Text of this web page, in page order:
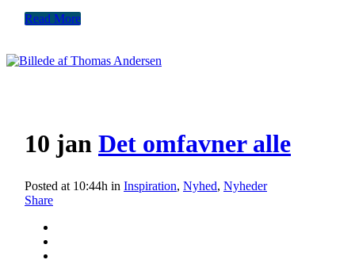
Read More
10 jan Det omfavner alle
Posted at 10:44h in Inspiration, Nyhed, Nyheder
Share